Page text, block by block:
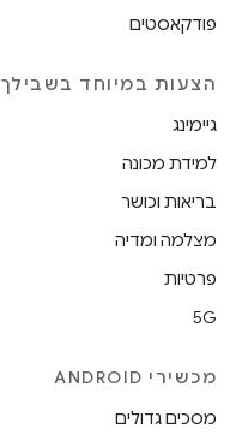
פודקאסטים
הצעות במיוחד בשבילך
גיימינג
למידת מכונה
בריאות וכושר
מצלמה ומדיה
פרטיות
5G
מכשירי ANDROID
מסכים גדולים